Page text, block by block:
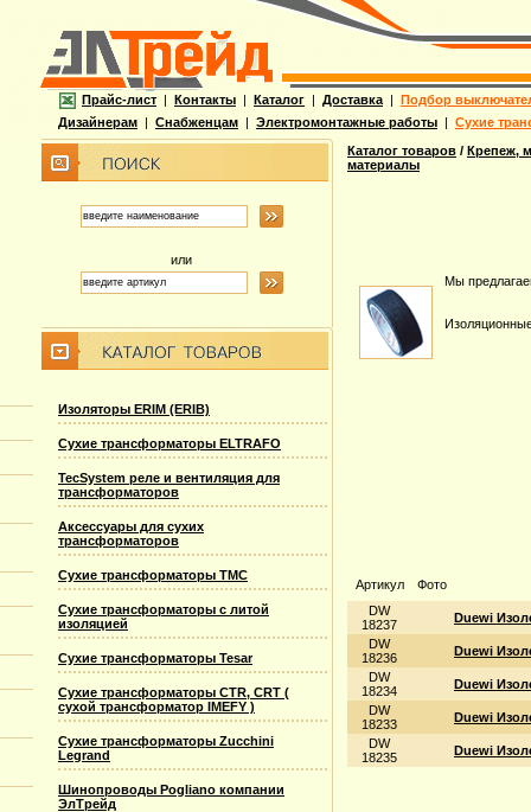
Прайс-лист | Контакты | Каталог | Доставка | Подбор
Дизайнерам | Снабженцам | Электромонтажные работы | Сухие
или
Изоляторы ERIM (ERIB)
Сухие трансформаторы ELTRAFO
TecSystem реле и вентиляция для
трансформаторов
Аксессуары для сухих
трансформаторов
Сухие трансформаторы TMC
Сухие трансформаторы с литой
изоляцией
Сухие трансформаторы Tesar
Сухие трансформаторы CTR, CRT (
сухой трансформатор IMEFY )
Сухие трансформаторы Zucchini
Legrand
Шинопроводы Pogliano компании
ЭлТрейд
Каталог товаров / Крепеж,
материалы
Мы
Артикул
Фото
DW
18237
Duewi
DW
18236
Duewi
DW
18234
Duewi
DW
18233
Duewi
DW
18235
Duewi